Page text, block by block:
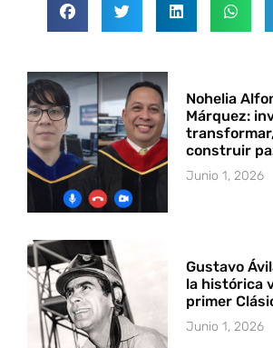
Nohelia
Márquez:
construir
Junio 1, 2026
Gustavo
la histórica
primer
Junio 1, 2026